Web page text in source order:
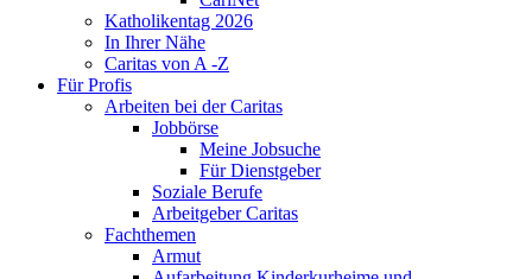
Katholikentag 2026
In Ihrer Nähe
Caritas von A -Z
Für Profis
Arbeiten bei der Caritas
Jobbörse
Meine Jobsuche
Für Dienstgeber
Soziale Berufe
Arbeitgeber Caritas
Fachthemen
Armut